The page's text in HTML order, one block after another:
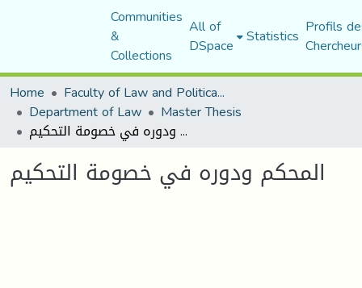
Communities
&
Collections
All of
DSpace Statistics Profils
Home
Faculty of Law and Political Science
Department of Law Master Thesis
المحكم ودوره في خصومة التحكيم
المحكم ودوره في خصومة التحكيم